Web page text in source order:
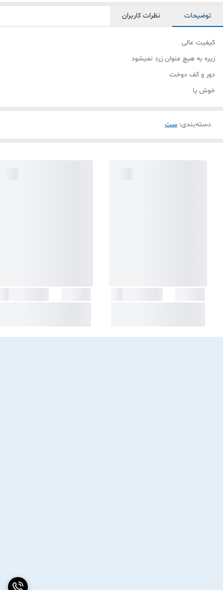
توضیحات نظرات کاربران
کیفیت عالی
زیره به هیچ عنوان زرد نمیشود
دور و کف دوخت
خوش پا
دسته‌بندی: ست